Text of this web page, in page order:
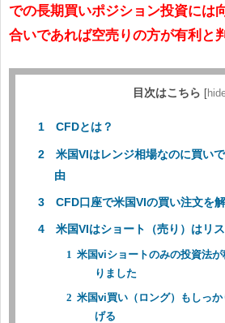
での長期買いポジション投資には
合いであれば空売りの方が有利と
目次はこちら
CFDとは？
米国VIはレンジ相場なのに買い
由
CFD口座で米国VIの買い注文を
米国VIはショート（売り）はリ
米国viショートのみの投資法
りました
米国vi買い（ロング）もしっ
げる